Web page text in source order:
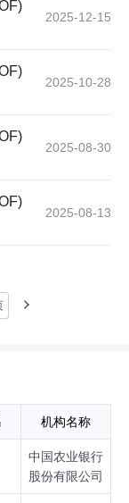
2025-12-15
2025-10-28
2025-08-30
2025-08-13
机构名称
中国农业银行
股份有限公司